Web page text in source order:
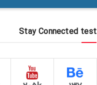
Stay Connected test